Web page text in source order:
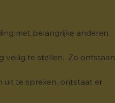
met belangrijke anderen.
te stellen.  Zo ontstaan
uit te spreken, ontstaat er